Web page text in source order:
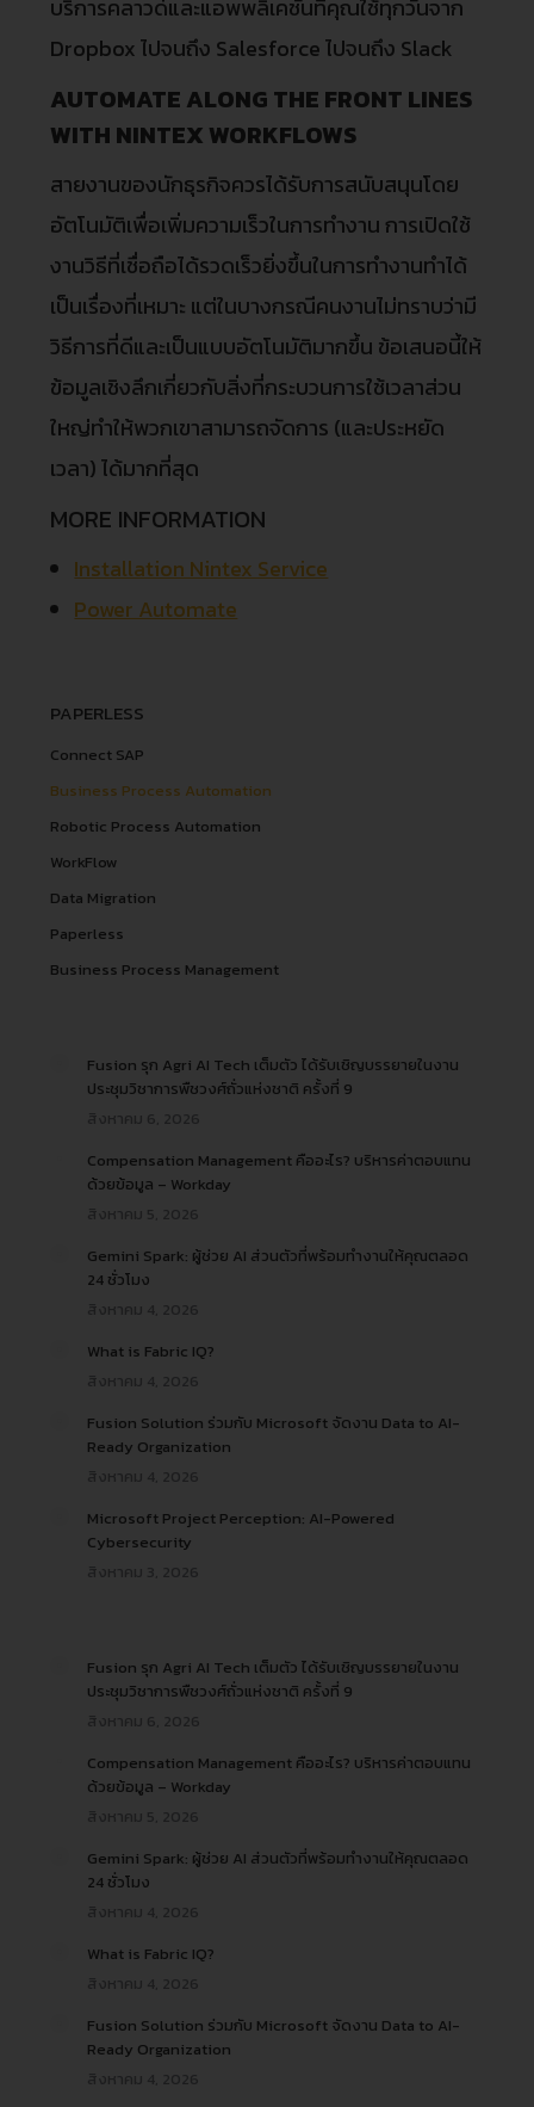
บริการคลาวด์และแอพพลิเคชันที่คุณใช้ทุกวันจาก
Dropbox ไปจนถึง Salesforce ไปจนถึง Slack
AUTOMATE ALONG THE FRONT LINES
WITH NINTEX WORKFLOWS
สายงานของนักธุรกิจควรได้รับการสนับสนุนโดย
อัตโนมัติเพื่อเพิ่มความเร็วในการทำงาน การเปิดใช้
งานวิธีที่เชื่อถือได้รวดเร็วยิ่งขึ้นในการทำงานทำได้
เป็นเรื่องที่เหมาะ แต่ในบางกรณีคนงานไม่ทราบว่ามี
วิธีการที่ดีและเป็นแบบอัตโนมัติมากขึ้น ข้อเสนอนี้ให้
ข้อมูลเชิงลึกเกี่ยวกับสิ่งที่กระบวนการใช้เวลาส่วน
ใหญ่ทำให้พวกเขาสามารถจัดการ (และประหยัด
เวลา) ได้มากที่สุด
MORE INFORMATION
Installation Nintex Service
Power Automate
PAPERLESS
Connect SAP
Business Process Automation
Robotic Process Automation
WorkFlow
Data Migration
Paperless
Business Process Management
Fusion รุก Agri AI Tech เต็มตัว ได้รับเชิญบรรยายในงาน
ประชุมวิชาการพืชวงศ์ถั่วแห่งชาติ ครั้งที่ 9
Compensation Management คืออะไร? บริหารค่าตอบแทน
ด้วยข้อมูล – Workday
Gemini Spark: ผู้ช่วย AI ส่วนตัวที่พร้อมทำงานให้คุณตลอด
24 ชั่วโมง
What is Fabric IQ?
Fusion Solution ร่วมกับ Microsoft จัดงาน Data to AI-
Ready Organization
Microsoft Project Perception: AI-Powered
Cybersecurity
Fusion รุก Agri AI Tech เต็มตัว ได้รับเชิญบรรยายในงาน
ประชุมวิชาการพืชวงศ์ถั่วแห่งชาติ ครั้งที่ 9
Compensation Management คืออะไร? บริหารค่าตอบแทน
ด้วยข้อมูล – Workday
Gemini Spark: ผู้ช่วย AI ส่วนตัวที่พร้อมทำงานให้คุณตลอด
24 ชั่วโมง
What is Fabric IQ?
Fusion Solution ร่วมกับ Microsoft จัดงาน Data to AI-
Ready Organization